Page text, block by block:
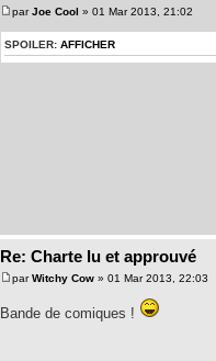
parJoe Cool » 01 Mar 2013, 21:02
SPOILER: AFFICHER
Re: Charte lu et approuvé
parWitchy Cow» 01 Mar 2013, 22:03
Bande de comiques !